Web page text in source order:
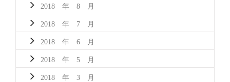
2018 年 8 月
2018 年 7 月
2018 年 6 月
2018 年 5 月
2018 年 3 月